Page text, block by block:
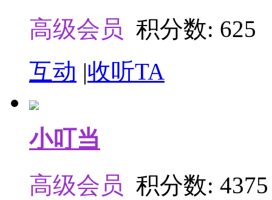
高级会员 积分数: 625
互动 |收听TA
小叮当
高级会员 积分数: 4375